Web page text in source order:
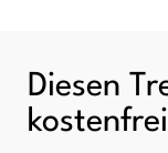
Diesen